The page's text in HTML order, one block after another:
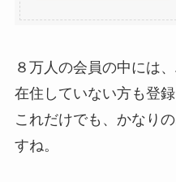
８万人の会員の中には
在住していない方も登
これだけでも、かなり
すね。